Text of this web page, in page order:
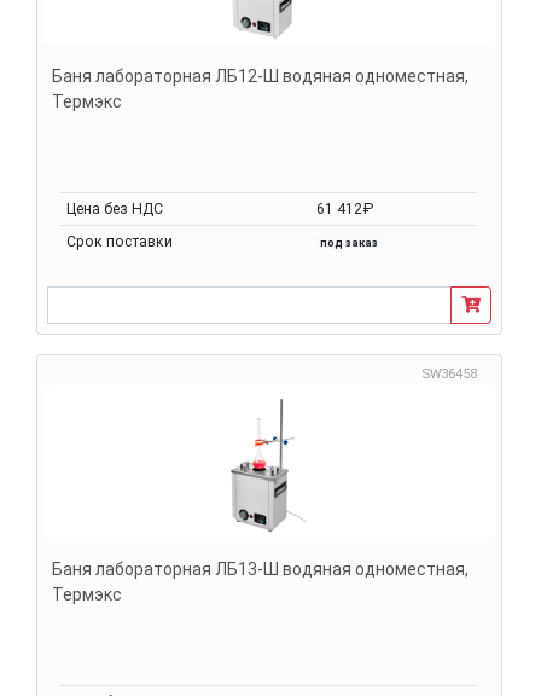
Баня лабораторная ЛБ12-Ш водяная одноместная,
Термэкс
Цена без НДС
61 412₽
Срок поставки
под заказ
SW36458
Баня лабораторная ЛБ13-Ш водяная одноместная,
Термэкс